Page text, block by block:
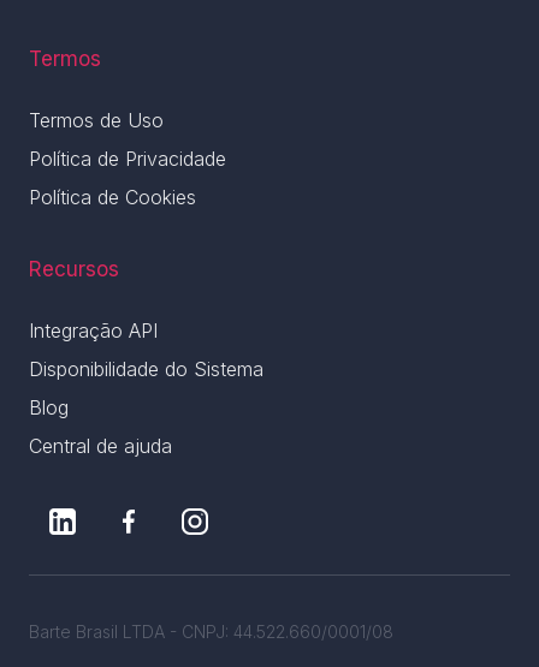
Termos
Termos de Uso
Política de Privacidade
Política de Cookies
Recursos
Integração API
Disponibilidade do Sistema
Blog
Central de ajuda
Barte Brasil LTDA - CNPJ: 44.522.660/0001/08